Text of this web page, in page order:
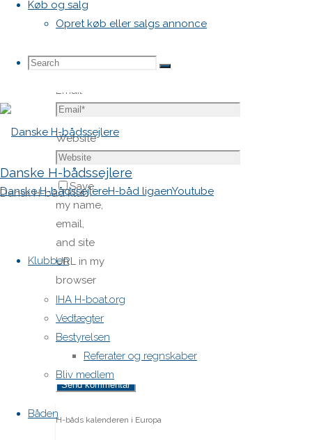
Køb og salg
Opret køb eller salgs annonce
Search
Search
Search
Danske H-bådssejlere
Dansk H-båd klub
Danske H-bådssejlereH-båd ligaenYoutube
Klubben
IHA H-boat.org
Vedtægter
Bestyrelsen
Referater og regnskaber
Bliv medlem
Båden
Email
Website
Save
my name,
email,
and site
URL in my
browser
for next
time I
post a
comment.
H-båds kalenderen i Europa